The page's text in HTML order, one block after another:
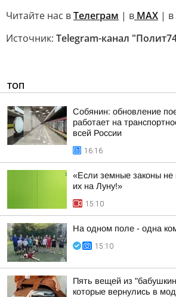
Читайте нас вТелеграм | в MAX | в
Источник: Telegram-канал
ТОП
Собянин: обновление
работает на
всей России
16:16
«Если земные законы не
их на Луну!»
15:10
На одном поле - одна
15:10
Пять вещей из
которые вернулись в